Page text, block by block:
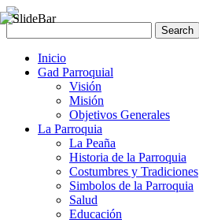
Inicio
Gad Parroquial
Visión
Misión
Objetivos Generales
La Parroquia
La Peaña
Historia de la Parroquia
Costumbres y Tradiciones
Simbolos de la Parroquia
Salud
Educación